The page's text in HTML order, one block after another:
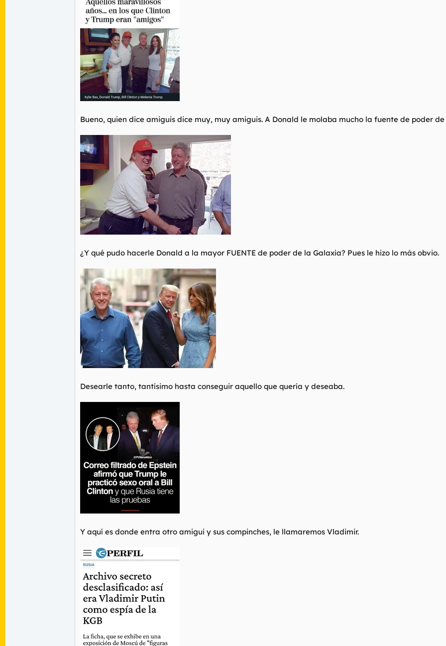
Bueno, quien dice amiguis dice muy, muy amiguis. A Donald le molaba mucho la fuente de poder
¿Y qué pudo hacerle Donald a la mayor FUENTE de poder de la Galaxia? Pues le hizo lo más obvio.
Desearle tanto, tantísimo hasta conseguir aquello que quería y deseaba.
Y aquí es donde entra otro amigui y sus compinches, le llamaremos Vladimir.